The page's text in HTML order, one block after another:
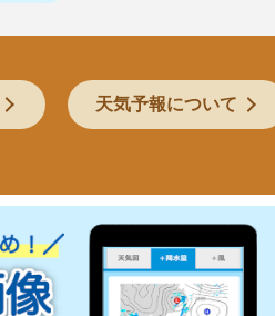
天気予報について